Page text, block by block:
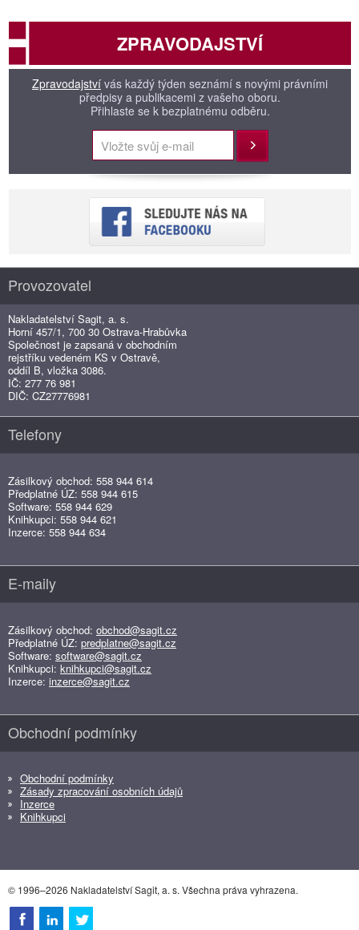
ZPRAVODAJSTVÍ
Zpravodajství vás každý týden seznámí s novými právními
předpisy a publikacemi z vašeho oboru.
Přihlaste se k bezplatnému odběru.
Přihlásit
Provozovatel
Nakladatelství Sagit, a. s.
Horní 457/1, 700 30 Ostrava-Hrabůvka
Společnost je zapsaná v obchodním
rejstříku vedeném KS v Ostravě,
oddíl B, vložka 3086.
IČ: 277 76 981
DIČ: CZ27776981
Telefony
Zásilkový obchod: 558 944 614
Předplatné ÚZ: 558 944 615
Software: 558 944 629
Knihkupci: 558 944 621
Inzerce: 558 944 634
E-maily
Zásilkový obchod: obchod@sagit.cz
Předplatné ÚZ: predplatne@sagit.cz
Software: software@sagit.cz
Knihkupci: knihkupci@sagit.cz
Inzerce: inzerce@sagit.cz
Obchodní podmínky
Obchodní podmínky
Zásady zpracování osobních údajů
Inzerce
Knihkupci
© 1996–2026 Nakladatelství Sagit, a. s. Všechna práva vyhrazena.